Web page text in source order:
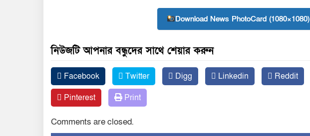
Download News PhotoCard (1080×1080)
নিউজটি আপনার বন্ধুদের সাথে শেয়ার করুন
Facebook Twitter Digg Linkedin Reddit
Pinterest
Print
Comments are closed.